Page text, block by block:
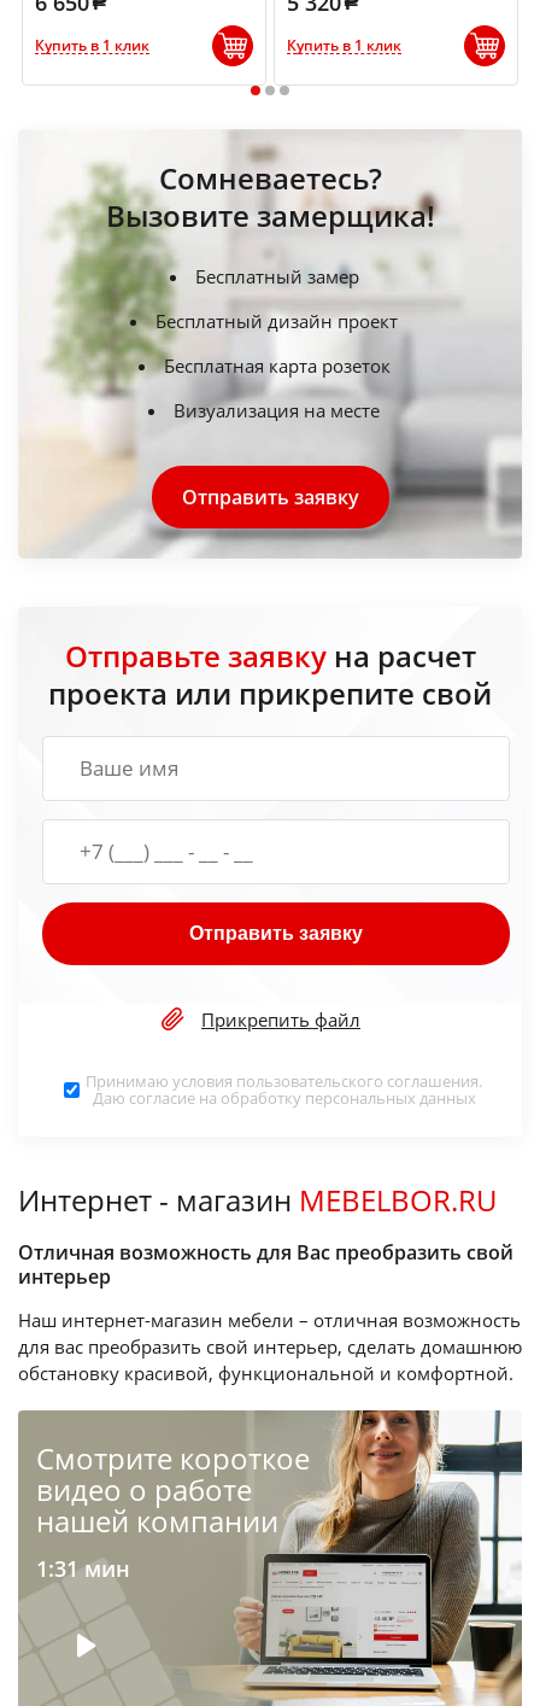
Купить в 1 клик Купить в 1 клик
1 2 3
Сомневаетесь?
Вызовите замерщика!
Бесплатный замер
Бесплатный дизайн проект
Бесплатная карта розеток
Визуализация на месте
Отправить заявку
Отправьте заявкуна расчет
проекта или прикрепите свой
Отправить заявку
Прикрепить файл
Принимаю условия пользовательского соглашения.
Даю согласие на обработку персональных данных
Интернет - магазин MEBELBOR.RU
Отличная возможность для Вас преобразить свой
интерьер
Наш интернет-магазин мебели – отличная возможность
для вас преобразить свой интерьер, сделать домашнюю
обстановку красивой, функциональной и комфортной.
Cмотрите короткое
видео о работе
нашей компании
1:31 мин